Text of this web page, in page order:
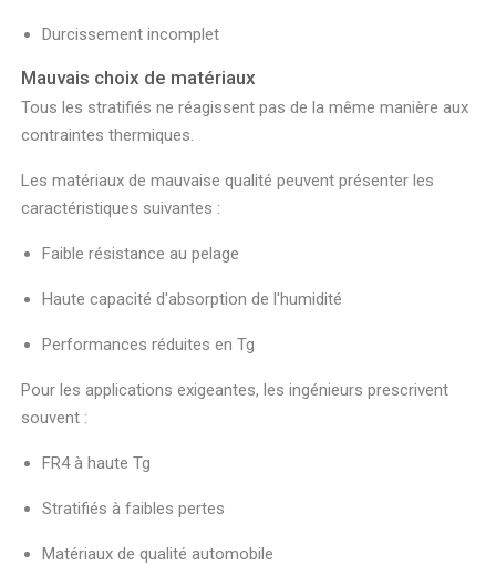
Durcissement incomplet
Mauvais choix de matériaux
Tous les stratifiés ne réagissent pas de la même manière aux
contraintes thermiques.
Les matériaux de mauvaise qualité peuvent présenter les
caractéristiques suivantes :
Faible résistance au pelage
Haute capacité d'absorption de l'humidité
Performances réduites en Tg
Pour les applications exigeantes, les ingénieurs prescrivent
souvent :
FR4 à haute Tg
Stratifiés à faibles pertes
Matériaux de qualité automobile